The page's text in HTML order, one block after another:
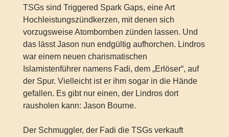
TSGs sind Triggered Spark Gaps, eine Art
Hochleistungszündkerzen, mit denen sich
vorzugsweise Atombomben zünden lassen. Und
das lässt Jason nun endgültig aufhorchen. Lindros
war einem neuen charismatischen
Islamistenführer namens Fadi, dem „Erlöser“, auf
der Spur. Vielleicht ist er ihm sogar in die Hände
gefallen. Es gibt nur einen, der Lindros dort
rausholen kann: Jason Bourne.
Der Schmuggler, der Fadi die TSGs verkauft